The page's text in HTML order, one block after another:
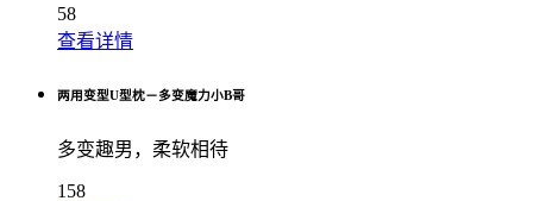
58
查看详情
两用变型U型枕－多变魔力小B哥
多变趣男，柔软相待
158